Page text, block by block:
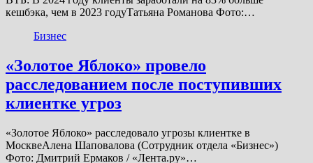
кешбэка, чем в 2023 годуТатьяна Романова Фото:…
Бизнес
«Золотое Яблоко» провело
расследованием после поступивших
клиентке угроз
«Золотое Яблоко» расследовало угрозы клиентке в
МосквеАлена Шаповалова (Сотрудник отдела «‎Бизнес»)
Фото: Дмитрий Ермаков / «Лента.ру»…